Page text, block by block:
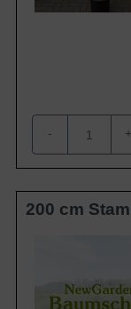
- +
200 cm